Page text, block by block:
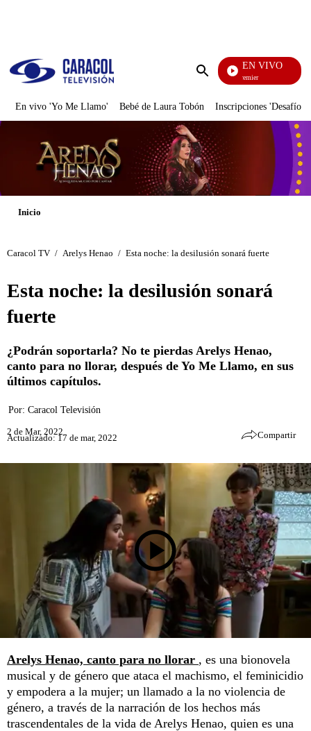
Enviar
EN VIVO
Noches De Premier
En vivo 'Yo Me Llamo' Bebé de Laura Tobón Inscripciones 'Desafío'
Inicio
Caracol TV / Arelys Henao / Esta noche: la desilusión sonará fuerte
Esta noche: la desilusión sonará
fuerte
¿Podrán soportarla? No te pierdas Arelys Henao,
canto para no llorar, después de Yo Me Llamo, en sus
últimos capítulos.
Por: Caracol Televisión
2 de Mar, 2022
Actualizado: 17 de mar, 2022 Compartir
Arelys Henao, canto para no llorar , es una bionovela
musical y de género que ataca el machismo, el feminicidio
y empodera a la mujer; un llamado a la no violencia de
género, a través de la narración de los hechos más
trascendentales de la vida de Arelys Henao, quien es una